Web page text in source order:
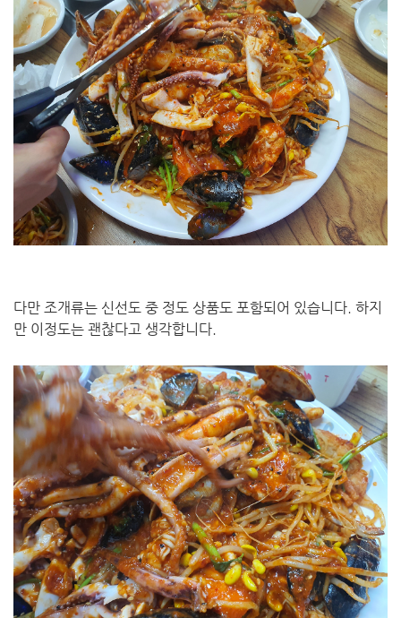
다만 조개류는 신선도 중 정도 상품도 포함되어 있습니다. 하지
만 이정도는 괜찮다고 생각합니다.